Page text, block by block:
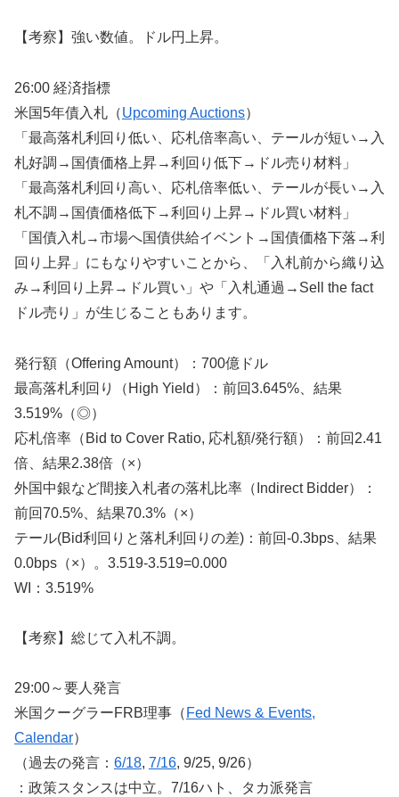
【考察】強い数値。ドル円上昇。
26:00 経済指標
米国5年債入札（Upcoming Auctions）
「最高落札利回り低い、応札倍率高い、テールが短い→入
札好調→国債価格上昇→利回り低下→ドル売り材料」
「最高落札利回り高い、応札倍率低い、テールが長い→入
札不調→国債価格低下→利回り上昇→ドル買い材料」
「国債入札→市場へ国債供給イベント→国債価格下落→利
回り上昇」にもなりやすいことから、「入札前から織り込
み→利回り上昇→ドル買い」や「入札通過→Sell the fact
ドル売り」が生じることもあります。
発行額（Offering Amount）：700億ドル
最高落札利回り（High Yield）：前回3.645%、結果
3.519%（◎）
応札倍率（Bid to Cover Ratio, 応札額/発行額）：前回2.41
倍、結果2.38倍（×）
外国中銀など間接入札者の落札比率（Indirect Bidder）：
前回70.5%、結果70.3%（×）
テール(Bid利回りと落札利回りの差)：前回-0.3bps、結果
0.0bps（×）。3.519-3.519=0.000
WI：3.519%
【考察】総じて入札不調。
29:00～要人発言
米国クーグラーFRB理事（ Fed News & Events,
Calendar）
（過去の発言： 6/18, 7/16, 9/25, 9/26）
：政策スタンスは中立。7/16ハト、タカ派発言